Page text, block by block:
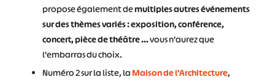
propose également demultiples autres événements
sur des thèmes variés : exposition, conférence,
concert, pièce de théâtre …vous n’aurez que
l’embarras du choix.
Numéro 2 sur la liste, laMaison de l’Architecture,